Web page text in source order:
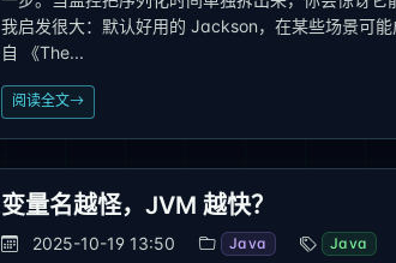
我启发很大：默认好用的 Jackson，在某些场景可
自 《The...
阅读全文
变量名越怪，JVM 越快？
2025-10-19 13:50 Java Java